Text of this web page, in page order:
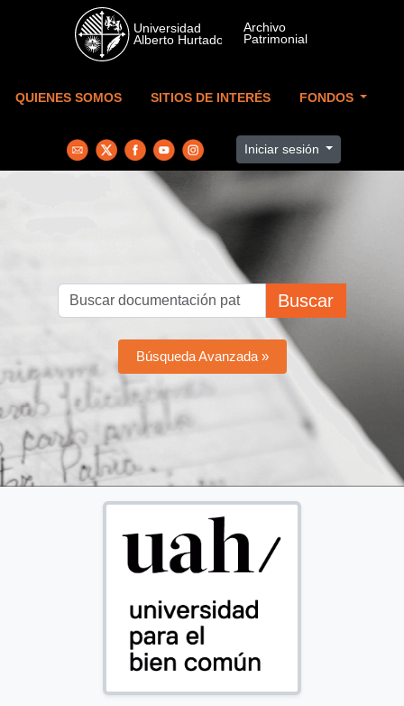
Skip to main content
QUIENES SOMOS SITIOS DE INTERÉS FONDOS
Iniciar sesión
Buscar
Búsqueda Avanzada »